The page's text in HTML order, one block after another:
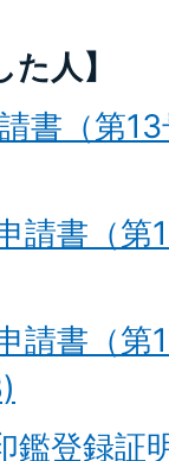
人】
書（第
請書（
請書（第
鑑登録証